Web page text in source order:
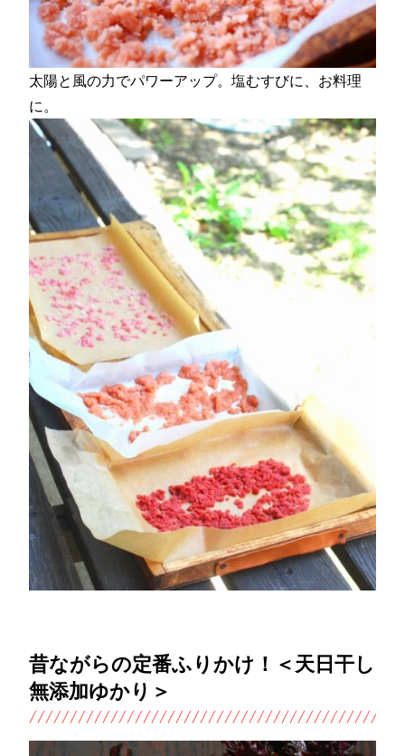
太陽と風の力でパワーアップ。塩むすびに、お料理
に。
昔ながらの定番ふりかけ！＜天日干し
無添加ゆかり＞